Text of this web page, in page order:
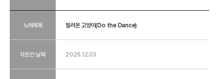
노래제목
차트인 날짜
빌려온 고양이(Do the Dance)
2025.12.03